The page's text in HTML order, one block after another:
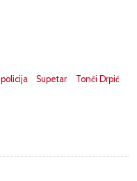
policija Supetar Tonči Drpić